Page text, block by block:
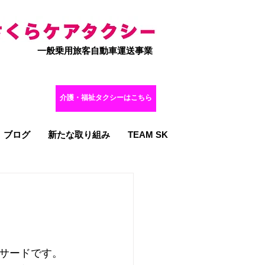
一般乗用旅客自動車運送事業
​介護・福祉タクシーはこちら
ブログ 新たな取り組み TEAM SK
ードです。